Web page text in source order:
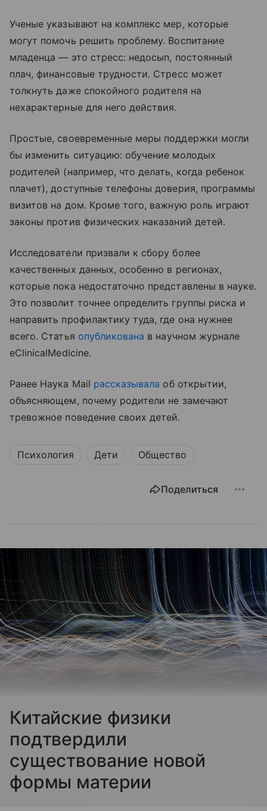
Ученые указывают на комплекс мер, которые
могут помочь решить проблему. Воспитание
младенца — это стресс: недосып, постоянный
плач, финансовые трудности. Стресс может
толкнуть даже спокойного родителя на
нехарактерные для него действия.
Простые, своевременные меры поддержки могли
бы изменить ситуацию: обучение молодых
родителей (например, что делать, когда ребенок
плачет), доступные телефоны доверия, программы
визитов на дом. Кроме того, важную роль играют
законы против физических наказаний детей.
Исследователи призвали к сбору более
качественных данных, особенно в регионах,
которые пока недостаточно представлены в науке.
Это позволит точнее определить группы риска и
направить профилактику туда, где она нужнее
всего. Статья опубликована в научном журнале
eClinicalMedicine.
Ранее Наука Mail рассказывала об открытии,
объясняющем, почему родители не замечают
тревожное поведение своих детей.
Психология Дети Общество
Поделиться
Китайские физики
подтвердили
существование новой
формы материи